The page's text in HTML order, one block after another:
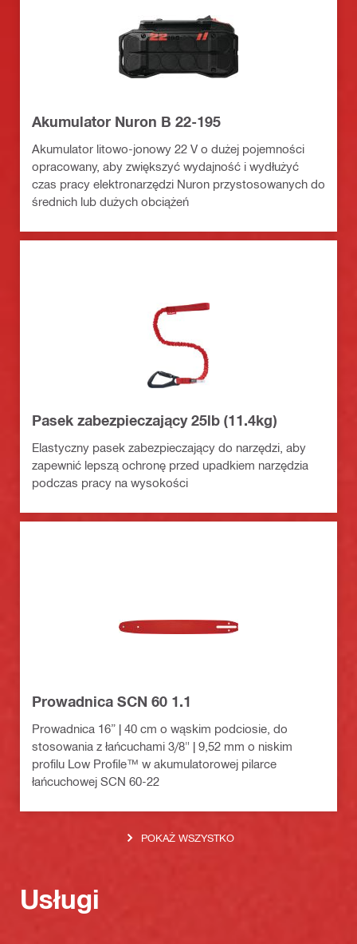
Akumulator Nuron B 22-195
Akumulator litowo-jonowy 22 V o dużej pojemności
opracowany, aby zwiększyć wydajność i wydłużyć
czas pracy elektronarzędzi Nuron przystosowanych do
średnich lub dużych obciążeń
Pasek zabezpieczający 25lb (11.4kg)
Elastyczny pasek zabezpieczający do narzędzi, aby
zapewnić lepszą ochronę przed upadkiem narzędzia
podczas pracy na wysokości
Prowadnica SCN 60 1.1
Prowadnica 16” | 40 cm o wąskim podciosie, do
stosowania z łańcuchami 3/8" | 9,52 mm o niskim
profilu Low Profile™ w akumulatorowej pilarce
łańcuchowej SCN 60-22
POKAŻ WSZYSTKO
Usługi